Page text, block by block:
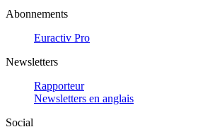
Abonnements
Euractiv Pro
Newsletters
Rapporteur
Newsletters en anglais
Social